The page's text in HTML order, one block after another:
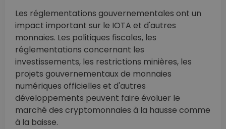
Les réglementations gouvernementales ont un
impact important sur le IOTA et d'autres
monnaies. Les politiques fiscales, les
réglementations concernant les
investissements, les restrictions minières, les
projets gouvernementaux de monnaies
numériques officielles et d'autres
développements peuvent faire évoluer le
marché des cryptomonnaies à la hausse comme
à la baisse.